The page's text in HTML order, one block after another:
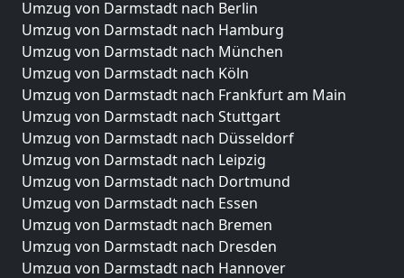
Umzug von Darmstadt nach Berlin
Umzug von Darmstadt nach Hamburg
Umzug von Darmstadt nach München
Umzug von Darmstadt nach Köln
Umzug von Darmstadt nach Frankfurt am Main
Umzug von Darmstadt nach Stuttgart
Umzug von Darmstadt nach Düsseldorf
Umzug von Darmstadt nach Leipzig
Umzug von Darmstadt nach Dortmund
Umzug von Darmstadt nach Essen
Umzug von Darmstadt nach Bremen
Umzug von Darmstadt nach Dresden
Umzug von Darmstadt nach Hannover